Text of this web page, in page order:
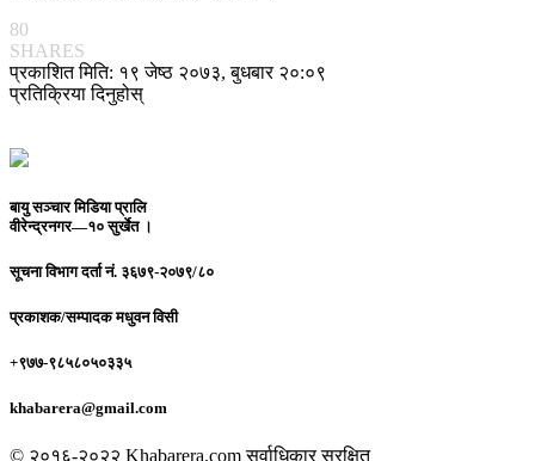
80
SHARES
प्रकाशित मिति: १९ जेष्ठ २०७३, बुधबार २०:०९
प्रतिक्रिया दिनुहोस्
बायु सञ्चार मिडिया प्रालि
वीरेन्द्रनगर—१० सुर्खेत ।
सूचना विभाग दर्ता नं. ३६७९-२०७९/८०
प्रकाशक/सम्पादकमधुवन विसी
+९७७-९८५८०५०३३५
khabarera@gmail.com
© २०१६-२०२२ Khabarera.com सर्वाधिकार सुरक्षित